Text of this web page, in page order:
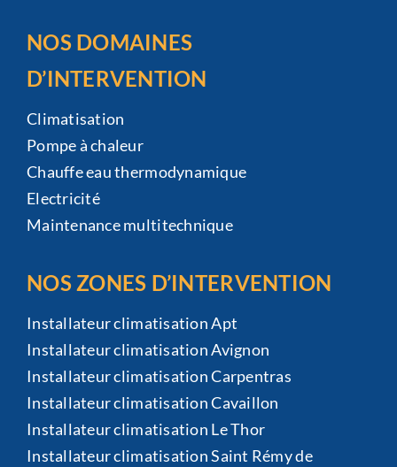
NOS DOMAINES
D’INTERVENTION
Climatisation
Pompe à chaleur
Chauffe eau thermodynamique
Electricité
Maintenance multitechnique
NOS ZONES D’INTERVENTION
Installateur climatisation Apt
Installateur climatisation Avignon
Installateur climatisation Carpentras
Installateur climatisation Cavaillon
Installateur climatisation Le Thor
Installateur climatisation Saint Rémy de